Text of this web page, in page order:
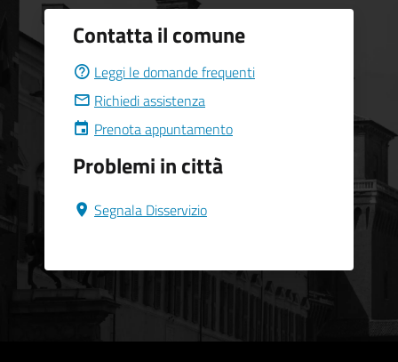
Contatta il comune
Leggi le domande frequenti
Richiedi assistenza
Prenota appuntamento
Problemi in città
Segnala Disservizio